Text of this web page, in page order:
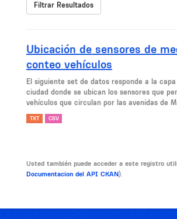
Filtrar Resultados
Ubicación de sensores de
conteo vehículos
El siguiente set de datos responde a la
ciudad donde se ubican los sensores que
vehículos que circulan por las avenidas de
TXT CSV
Usted también puede acceder a este registro
Documentacion del API CKAN).